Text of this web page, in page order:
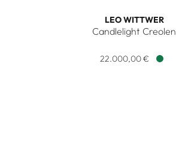
LEO WITTWER
Candlelight Creolen
22.000,00 €